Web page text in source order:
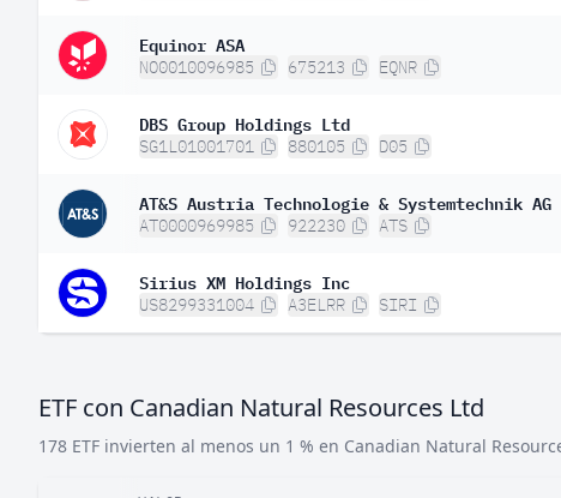
Equinor ASA
NO0010096985 675213 EQNR
DBS Group Holdings Ltd
SG1L01001701 880105 D05
AT&S Austria Technologie & Systemtechnik AG
AT0000969985 922230 ATS
Sirius XM Holdings Inc
US8299331004 A3ELRR SIRI
ETF con Canadian Natural Resources Ltd
178 ETF invierten al menos un 1 % en Canadian Natural